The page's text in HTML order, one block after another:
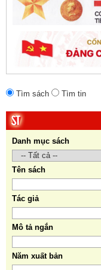
Tìm sách Tìm tin
Danh mục sách
Tên sách
Tác giả
Mô tả ngắn
Năm xuất bản